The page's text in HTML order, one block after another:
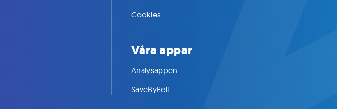
Cookies
Våra appar
Analysappen
SaveByBell